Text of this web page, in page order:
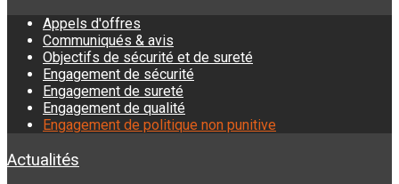
Appels d'offres
Communiqués & avis
Objectifs de sécurité et de sureté
Engagement de sécurité
Engagement de sureté
Engagement de qualité
Engagement de politique non punitive
Actualités